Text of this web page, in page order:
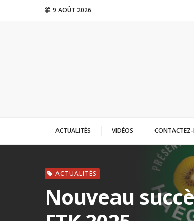
9 AOÛT 2026
ACTUALITÉS VIDÉOS
ACTUALITÉS
Nouveau